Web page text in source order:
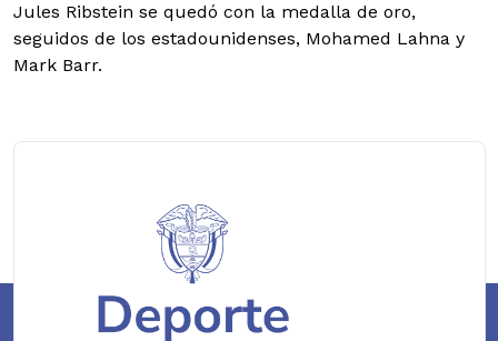
Jules Ribstein se quedó con la medalla de oro,
seguidos de los estadounidenses, Mohamed Lahna y
Mark Barr.